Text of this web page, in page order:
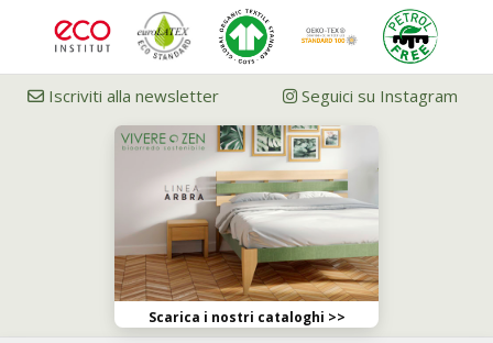
Iscriviti alla newsletter Seguici su Instagram
Scarica i nostri cataloghi >>